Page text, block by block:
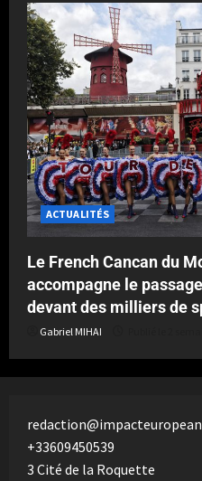
ACTUALITÉS
Le French Cancan du
accompagne le
devant des milliers de
Gabriel MIHAI
+33609450539
3 Cité de la Roquette